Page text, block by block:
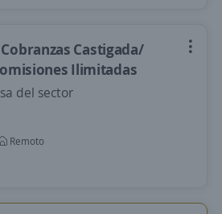
Castigada/
Ilimitadas
del sector
Remoto